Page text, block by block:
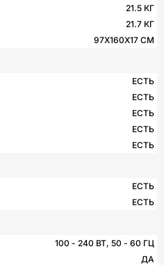
21.5 КГ
21.7 КГ
97Х160Х17 СМ
ЕСТЬ
ЕСТЬ
ЕСТЬ
ЕСТЬ
ЕСТЬ
ЕСТЬ
ЕСТЬ
100 - 240 ВТ, 50 - 60 ГЦ
ДА